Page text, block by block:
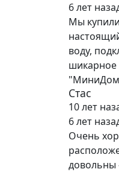
6 лет
Мы
воду,
шикарное
Стас
10 лет
6 лет
Очень
довольны